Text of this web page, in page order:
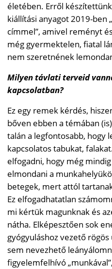
életében. Erről
kiállítási anyagot 2019-ben
címmel”, amivel reményt
még gyermektelen, fiatal
nem szeretnének
Milyen távlati terveid
kapcsolatban?
Ez egy remek kérdés,
bőven ebben a témában
talán a legfontosabb, hogy
kapcsolatos tabukat,
elfogadni, hogy még
elmondani a
betegek, mert attól
Ez elfogadhatatlan
mi kértük magunknak és
nátha. Elképesztően sok
gyógyuláshoz vezető
sem nevezhető
figyelemfelhívó